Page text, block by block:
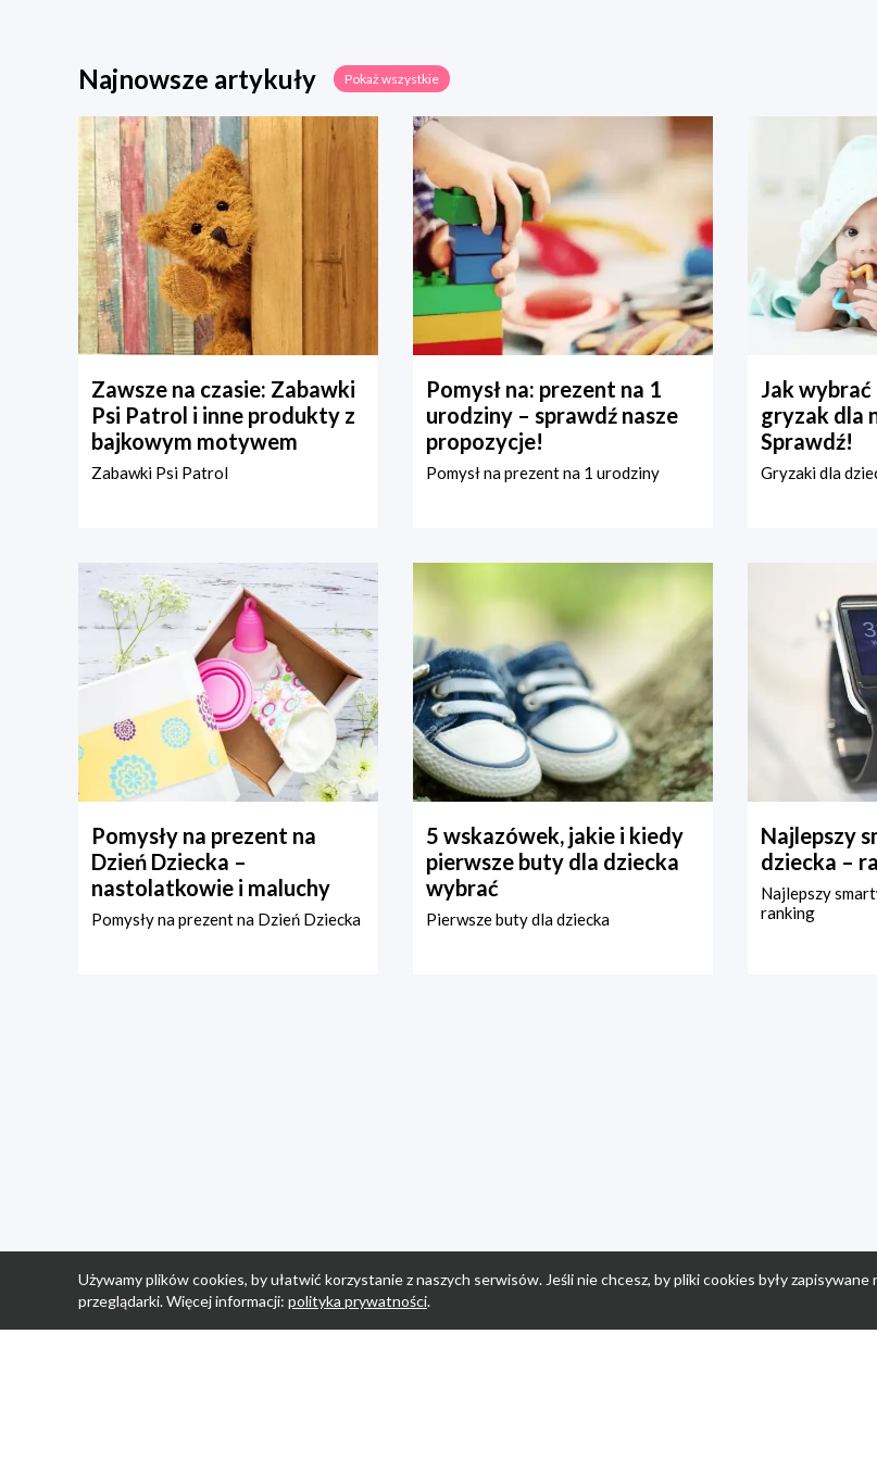
Najnowsze artykuły Pokaż wszystkie
Zawsze na czasie: Zabawki
Psi Patrol i inne produkty z
bajkowym motywem
Zabawki Psi Patrol
Pomysł na: prezent na 1
urodziny – sprawdź nasze
propozycje!
Pomysł na prezent na 1 urodziny
Jak
gryzak dla
Sprawdź!
Gryzaki dla
Pomysły na prezent na
Dzień Dziecka –
nastolatkowie i maluchy
Pomysły na prezent na Dzień Dziecka
5 wskazówek, jakie i kiedy
pierwsze buty dla dziecka
wybrać
Pierwsze buty dla dziecka
Najlepszy
dziecka –
Najlepszy
ranking
Używamy plików cookies, by ułatwić korzystanie z naszych serwisów. Jeśli nie chcesz, by pliki cookies były
przeglądarki. Więcej informacji: polityka prywatności.